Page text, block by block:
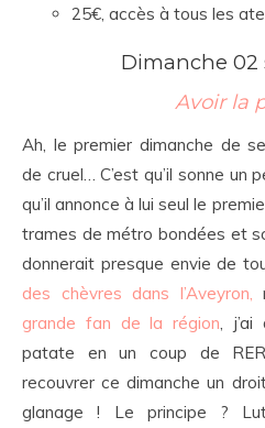
25€, accès à tous les
Dimanche 02
Avoir la
Ah, le premier dimanche de
de cruel… C’est qu’il sonne un
qu’il annonce à lui seul le
trames de métro bondées et
donnerait presque envie de
des chèvres dans l’Aveyron,
grande fan de la région ,
patate en un coup de
recouvrer ce dimanche un
glanage ! Le principe ?